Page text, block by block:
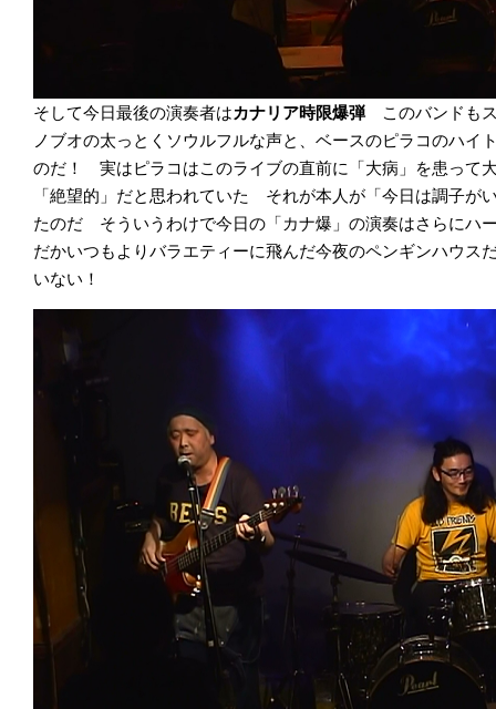
そして今日最後の演奏者はカナリア時限爆弾
このバンドも
ノブオの太っとくソウルフルな声と、ベースのピラコのハイ
のだ！ 実はピラコはこのライブの直前に「大病」を患って
「絶望的」だと思われていた それが本人が「今日は調子が
たのだ そういうわけで今日の「カナ爆」の演奏はさらにハ
だかいつもよりバラエティーに飛んだ今夜のペンギンハウス
いない！